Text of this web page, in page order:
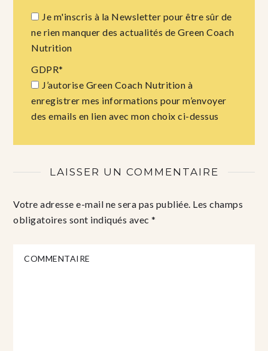
Je m'inscris à la Newsletter pour être sûr de
ne rien manquer des actualités de Green Coach
Nutrition
GDPR*
J’autorise Green Coach Nutrition à
enregistrer mes informations pour m’envoyer
des emails en lien avec mon choix ci-dessus
LAISSER UN COMMENTAIRE
Votre adresse e-mail ne sera pas publiée. Les champs
obligatoires sont indiqués avec*